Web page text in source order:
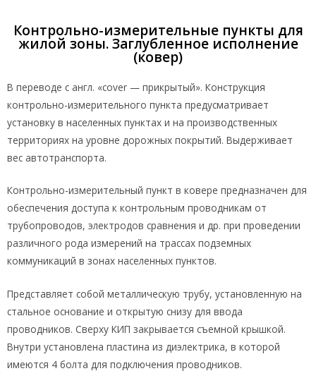
Контрольно-измерительные пункты для
жилой зоны. Заглубленное исполнение
(ковер)
​В переводе с англ. «cover — прикрытый». Конструкция
контрольно-измерительного пункта предусматривает
установку в населенных пунктах и на производственных
территориях на уровне дорожных покрытий. Выдерживает
вес автотранспорта.
Контрольно-измерительный пункт в ковере предназначен для
обеспечения доступа к контрольным проводникам от
трубопроводов, электродов сравнения и др. при проведении
различного рода измерений на трассах подземных
коммуникаций в зонах населенных пунктов.
Представляет собой металлическую трубу, установленную на
стальное основание и открытую снизу для ввода
проводников. Сверху КИП закрывается съемной крышкой.
Внутри установлена пластина из диэлектрика, в которой
имеются 4 болта для подключения проводников.